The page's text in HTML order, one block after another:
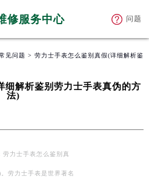
修服务中心 问题
见问题 > 劳力士手表怎么鉴别真假(详细解析鉴
细解析鉴别劳力士手表真伪的方
法)
力士手表怎么鉴别真
劳力士手表是世界著名